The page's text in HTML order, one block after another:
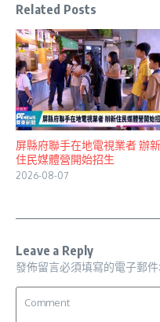
Related Posts
屏縣府聯手在地電視業者 辦新
住民媒體營開始招生
2026-08-07
Leave a Reply
發佈留言必須填寫的電子郵件